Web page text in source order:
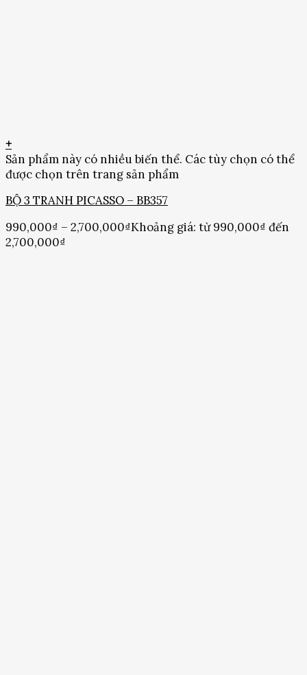
+
Sản phẩm này có nhiều biến thể. Các tùy chọn có thể
được chọn trên trang sản phẩm
BỘ 3 TRANH PICASSO – BB357
990,000₫ – 2,700,000₫Khoảng giá: từ 990,000₫ đến
2,700,000₫